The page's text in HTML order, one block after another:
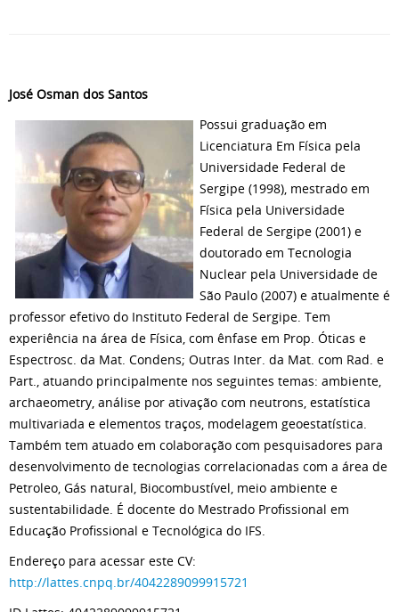
José Osman dos Santos
Possui graduação em
Licenciatura Em Física pela
Universidade Federal de
Sergipe (1998), mestrado em
Física pela Universidade
Federal de Sergipe (2001) e
doutorado em Tecnologia
Nuclear pela Universidade de
São Paulo (2007) e atualmente é
professor efetivo do Instituto Federal de Sergipe. Tem
experiência na área de Física, com ênfase em Prop. Óticas e
Espectrosc. da Mat. Condens; Outras Inter. da Mat. com Rad. e
Part., atuando principalmente nos seguintes temas: ambiente,
archaeometry, análise por ativação com neutrons, estatística
multivariada e elementos traços, modelagem geoestatística.
Também tem atuado em colaboração com pesquisadores para
desenvolvimento de tecnologias correlacionadas com a área de
Petroleo, Gás natural, Biocombustível, meio ambiente e
sustentabilidade. É docente do Mestrado Profissional em
Educação Profissional e Tecnológica do IFS.
Endereço para acessar este CV:
http://lattes.cnpq.br/4042289099915721